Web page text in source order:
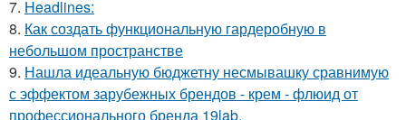
7. Headlines:
8. Как создать функциональную гардеробную в
небольшом пространстве
9. Нашла идеальную бюджетну несмывашку сравнимую
с эффектом зарубежных брендов - крем - флюид от
профессионального бренда 19lab.